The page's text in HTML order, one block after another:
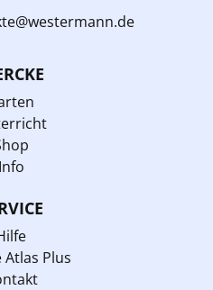
Info
Atlas Plus